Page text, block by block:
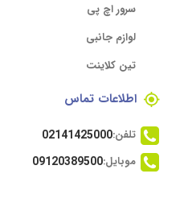
سرور اچ پی
لوازم جانبی
تین کلاینت
اطلاعات تماس
تلفن:02141425000
موبایل:09120389500